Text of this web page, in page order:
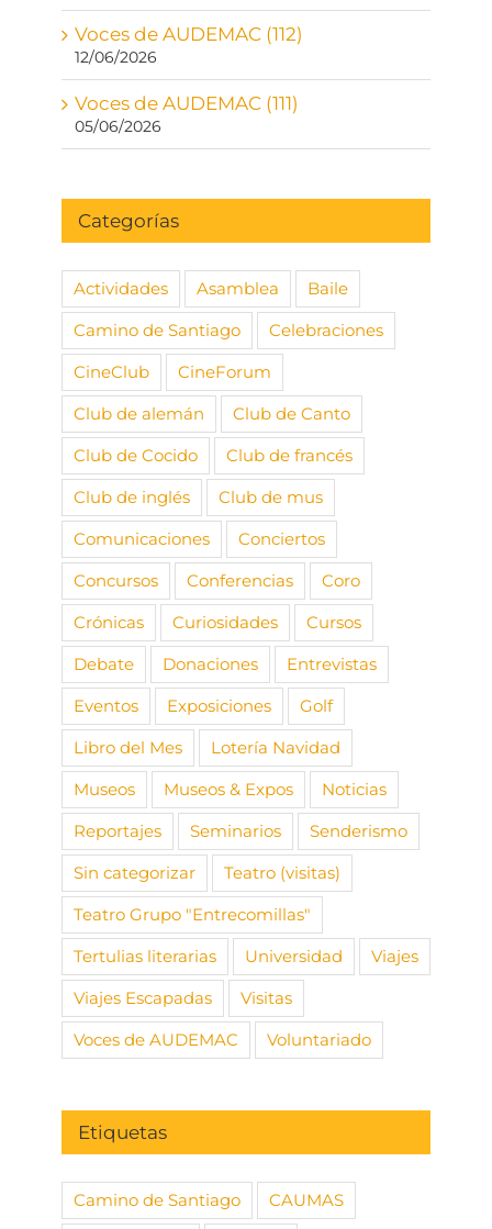
Voces de AUDEMAC (112)
12/06/2026
Voces de AUDEMAC (111)
05/06/2026
Categorías
Actividades Asamblea
Baile
Camino de Santiago
Celebraciones
CineClub
CineForum
Club de alemán
Club de Canto
Club de Cocido
Club de francés
Club de inglés
Club de mus
Comunicaciones
Conciertos
Concursos
Conferencias
Coro
Crónicas
Curiosidades
Cursos
Debate
Donaciones
Entrevistas
Eventos
Exposiciones
Golf
Libro del Mes
Lotería Navidad
Museos
Museos & Expos
Noticias
Reportajes
Seminarios
Senderismo
Sin categorizar
Teatro (visitas)
Teatro Grupo "Entrecomillas"
Tertulias literarias
Universidad
Viajes
Viajes Escapadas
Visitas
Voces de AUDEMAC
Voluntariado
Etiquetas
Camino de Santiago
CAUMAS